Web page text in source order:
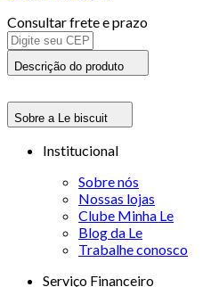
Consultar frete e prazo
Descrição do produto
Sobre a Le biscuit
Institucional
Sobre nós
Nossas lojas
Clube Minha Le
Blog da Le
Trabalhe conosco
Serviço Financeiro